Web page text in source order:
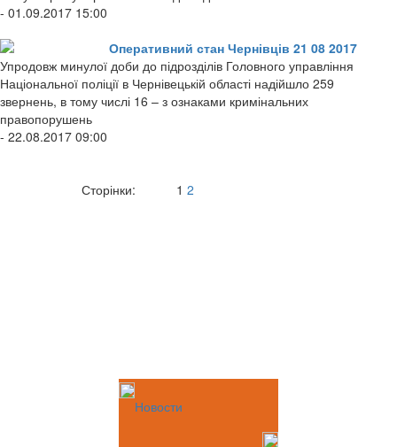
- 01.09.2017 15:00
Оперативний стан Чернівців 21 08 2017
Упродовж минулої доби до підрозділів Головного управління
Національної поліції в Чернівецькій області надійшло 259
звернень, в тому числі 16 – з ознаками кримінальних
правопорушень
- 22.08.2017 09:00
Сторінки: 1 2
Новости